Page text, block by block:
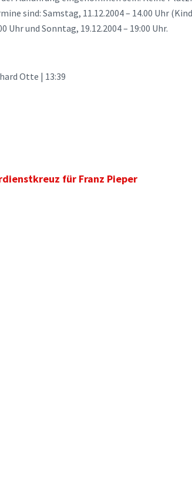
sind: Samstag, 11.12.2004 – 14.00 Uhr
Uhr und Sonntag, 19.12.2004 – 19:00 Uhr.
Otte | 13:39
für Franz Pieper